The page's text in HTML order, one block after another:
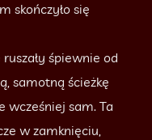
skończyło się
śpiewnie od
samotną ścieżkę
wcześniej sam. Ta
w zamknięciu,